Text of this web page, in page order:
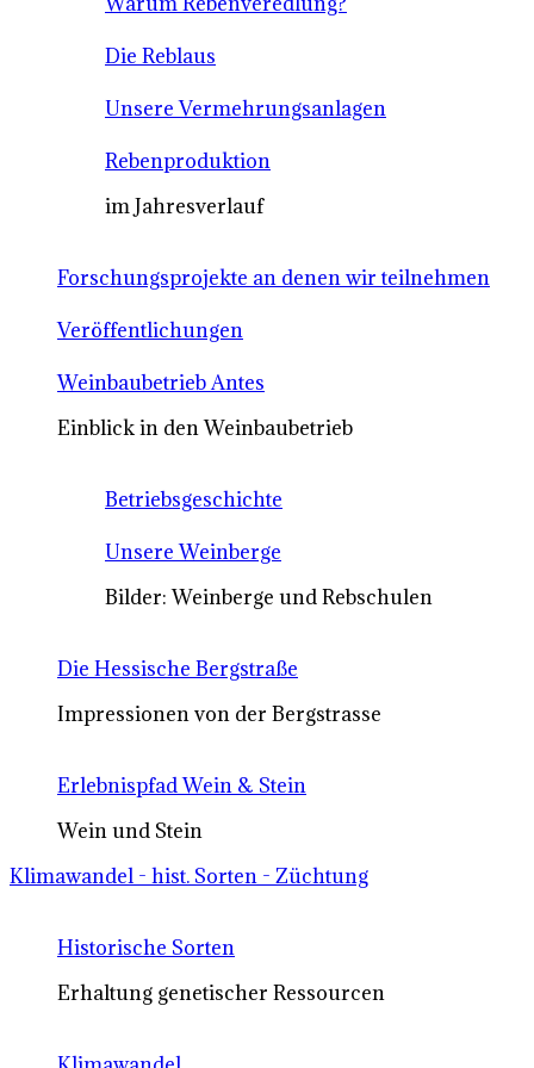
Die Reblaus
Unsere Vermehrungsanlagen
Rebenproduktion
im Jahresverlauf
Forschungsprojekte an denen wir teilnehmen
Veröffentlichungen
Weinbaubetrieb Antes
Einblick in den Weinbaubetrieb
Betriebsgeschichte
Unsere Weinberge
Bilder: Weinberge und Rebschulen
Die Hessische Bergstraße
Impressionen von der Bergstrasse
Erlebnispfad Wein & Stein
Wein und Stein
Klimawandel - hist. Sorten - Züchtung
Historische Sorten
Erhaltung genetischer Ressourcen